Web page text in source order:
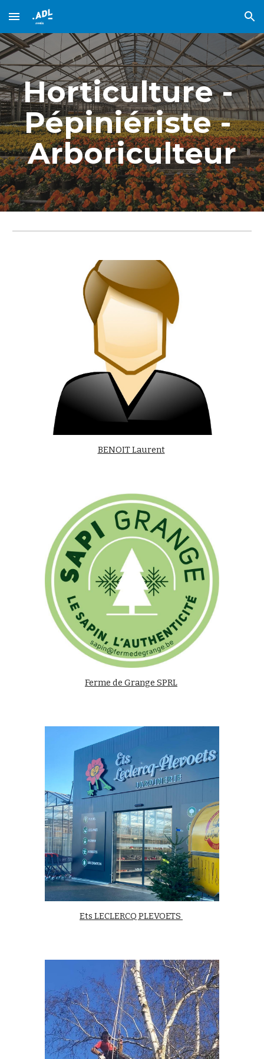
Skip to main content Skip to navigation
Horticulture -
Pépiniériste -
Arboriculteur
BENOIT Laurent
Ferme de Grange SPRL
Ets LECLERCQ PLEVOETS